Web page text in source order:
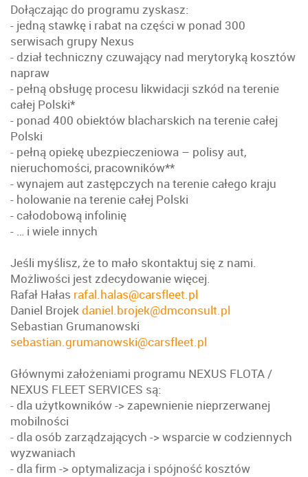
Dołączając do programu zyskasz:
- jedną stawkę i rabat na części w ponad 300
serwisach grupy Nexus
- dział techniczny czuwający nad merytoryką kosztów
napraw
- pełną obsługę procesu likwidacji szkód na terenie
całej Polski*
- ponad 400 obiektów blacharskich na terenie całej
Polski
- pełną opiekę ubezpieczeniowa – polisy aut,
nieruchomości, pracowników**
- wynajem aut zastępczych na terenie całego kraju
- holowanie na terenie całej Polski
- całodobową infolinię
- … i wiele innych
Jeśli myślisz, że to mało skontaktuj się z nami.
Możliwości jest zdecydowanie więcej.
Rafał Hałas rafal.halas@carsfleet.pl
Daniel Brojek daniel.brojek@dmconsult.pl
Sebastian Grumanowski
sebastian.grumanowski@carsfleet.pl
Głównymi założeniami programu NEXUS FLOTA /
NEXUS FLEET SERVICES są:
- dla użytkowników -> zapewnienie nieprzerwanej
mobilności
- dla osób zarządzających -> wsparcie w codziennych
wyzwaniach
- dla firm -> optymalizacja i spójność kosztów